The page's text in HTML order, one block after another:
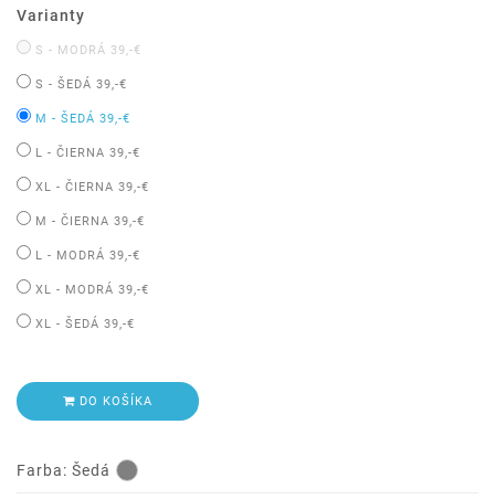
Varianty
S - MODRÁ 39,-€
S - ŠEDÁ 39,-€
M - ŠEDÁ 39,-€
L - ČIERNA 39,-€
XL - ČIERNA 39,-€
M - ČIERNA 39,-€
L - MODRÁ 39,-€
XL - MODRÁ 39,-€
XL - ŠEDÁ 39,-€
DO KOŠÍKA
Farba: Šedá